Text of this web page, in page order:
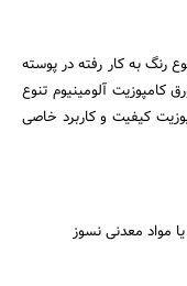
رنگ به کار رفته در پوسته
کامپوزیت آلومینیوم تنوع
کیفیت و کاربرد خاصی